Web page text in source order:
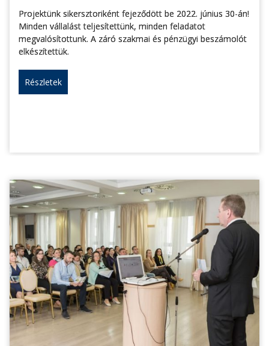
Projektünk sikersztoriként fejeződött be 2022. június 30-án!
Minden vállalást teljesítettünk, minden feladatot
megvalósítottunk. A záró szakmai és pénzügyi beszámolót
elkészítettük.
Részletek